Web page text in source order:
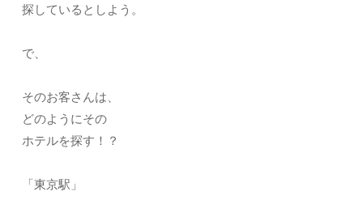
探しているとしよう。
で、
そのお客さんは、
どのようにその
ホテルを探す！？
「東京駅」